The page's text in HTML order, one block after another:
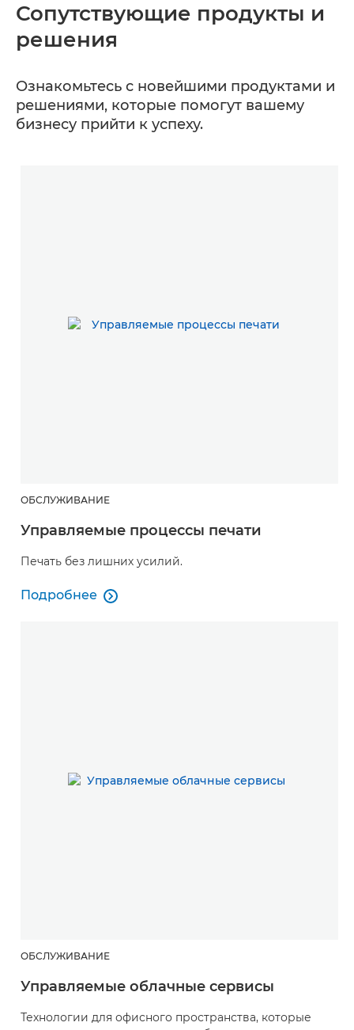
Сопутствующие продукты и
решения
Ознакомьтесь с новейшими продуктами и
решениями, которые помогут вашему
бизнесу прийти к успеху.
ОБСЛУЖИВАНИЕ
Управляемые процессы печати
Печать без лишних усилий.
Подробнее
Управляемые процессы печати

ОБСЛУЖИВАНИЕ
Управляемые облачные сервисы
Технологии для офисного пространства, которые